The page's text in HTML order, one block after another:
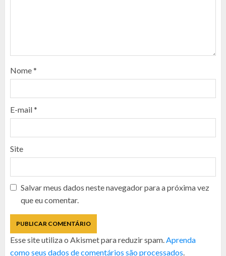
Nome*
E-mail*
Site
Salvar meus dados neste navegador para a próxima vez
que eu comentar.
Esse site utiliza o Akismet para reduzir spam. Aprenda
como seus dados de comentários são processados